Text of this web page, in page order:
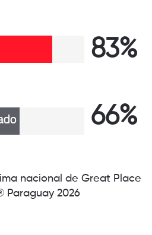
83%
66%
nacional de Great Place
Paraguay 2026